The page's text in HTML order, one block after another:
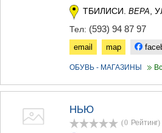
ТБИЛИСИ. ВЕРА ,
Тел: (593) 94 87 97
email map
ОБУВЬ - МАГАЗИНЫ
НЬЮ
(0 Рейтинг)